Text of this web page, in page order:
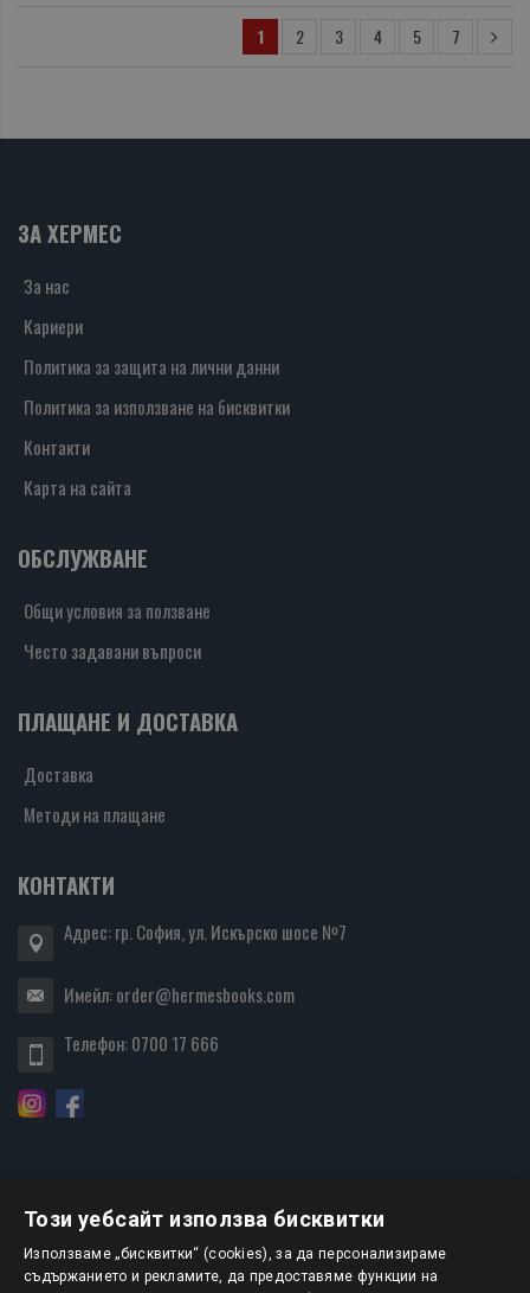
1 2 3 4 5 7
ЗА ХЕРМЕС
За нас
Кариери
Политика за защита на лични данни
Политика за използване на бисквитки
Контакти
Карта на сайта
ОБСЛУЖВАНЕ
Общи условия за ползване
Често задавани въпроси
ПЛАЩАНЕ И ДОСТАВКА
Доставка
Методи на плащане
КОНТАКТИ
Адрес: гр. София, ул. Искърско шосе №7
Имейл:order@hermesbooks.com
Телефон:0700 17 666
БЮЛЕТИН
Този уебсайт използва бисквитки
Използваме „бисквитки“ (cookies), за да персонализираме
съдържанието и рекламите, да предоставяме функции на